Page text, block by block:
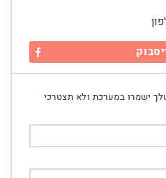
ישמרו במערכת ולא תצטרכי